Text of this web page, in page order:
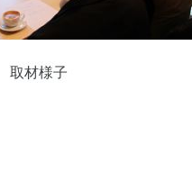
取材様子